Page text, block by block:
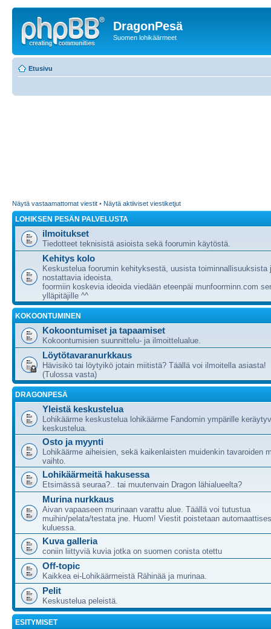
DragonPesä
Suomen lohikäärmeet
Etusivu
Näytä vastaamattomat viestit • Näytä aktiiviset viestiketjut
LOHIKSEN PESÄN PALVELUSTA
ilmoitukset
Tiedotteet teknisistä asioista sekä foorumin käytöstä.
Kehitys kolo
Keskustelua foorumin kehityksestä, uusista toiminnallisuuksista
nostattavia ideoista.
foormiin koskevia ideoida viedään eteenpäi munfoorminn.com
ylläpitäjille ^^
KOKOONTUMINEN
Kokoontumiset ja tapaamiset
Kokoontumisien suunnittelu- ja ilmoittelualue.
Löytötavaranurkkaus
Hävisikö tai löytyikö jotain miitistä? Täällä voi ilmoitella asiasta!
(Tulossa vasta)
DRAGONPESÄ
Yleistä keskustelua
Lohikäärme keskustelua lohikäärme Fandomin ympärille
keskustelua.
Osto ja myynti
Lohikäärme aiheisien, sekä kaikenlaisten muidenkin tavaroiden
vaihto.
Lohikäärmeitä hakusessa
Etsimässä seuraa?.. tai muutenvain Dragon lähialueelta?
Murina nurkkaus
Aivan vapaaseen murinaan varattu alue. Täällä voi tutustua
muihin/pelata/testata jne. Huom! Viestit poistetaan
kuluessa.
Kuva galleria
coniin liittyviä kuvia jotka on suomen conista otettu
Off-topic
Kaikkea ei-Lohikäärmeistä Rähinää ja murinaa.
Pelit
Keskustelua peleistä.
ESITYMISET